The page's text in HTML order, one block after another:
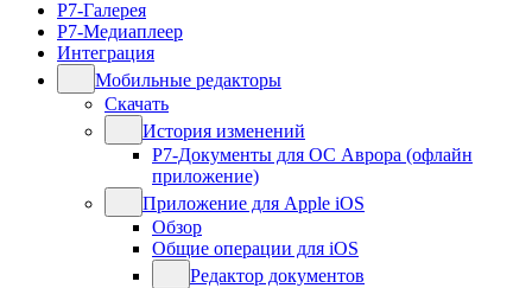
Р7-Галерея
Р7-Медиаплеер
Интеграция
Мобильные редакторы
Скачать
История изменений
Р7-Документы для ОС Аврора (офлайн
приложение)
Приложение для Apple iOS
Обзор
Общие операции для iOS
Редактор документов